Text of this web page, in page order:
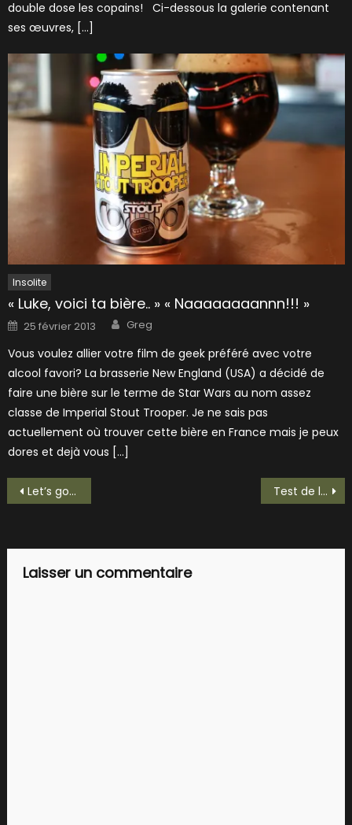
double dose les copains! Ci-dessous la galerie contenant
ses œuvres, […]
Insolite
« Luke, voici ta bière.. » « Naaaaaaaannn!!! »
Posted
on
25 février 2013 Author
Greg
Vous voulez allier votre film de geek préféré avec votre
alcool favori? La brasserie New England (USA) a décidé de
faire une bière sur le terme de Star Wars au nom assez
classe de Imperial Stout Trooper. Je ne sais pas
actuellement où trouver cette bière en France mais je peux
dores et dejà vous […]
Navigation
l’article
Let’s go to Great Britain avec une St Peter’s Cream Stout! Test de la King Fisher!
Laisser un commentaire